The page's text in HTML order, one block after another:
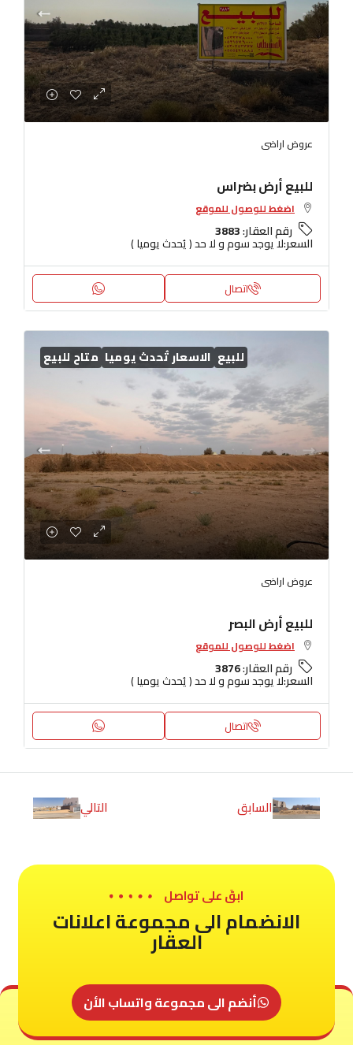
عروض اراضى
للبيع أرض بضراس
اضغط للوصول للموقع
رقم العقار:3883
السعر:لا يوجد سوم و لا حد ( يُحدث يوميا )
اتصال
للبيع الاسعار تُحدث يوميا متاح للبيع
عروض اراضى
للبيع أرض البصر
اضغط للوصول للموقع
رقم العقار:3876
السعر:لا يوجد سوم و لا حد ( يُحدث يوميا )
اتصال
السابق التالي
ابقَ على تواصل
الانضمام الى مجموعة اعلانات
العقار
أنضم الى مجموعة واتساب الأن